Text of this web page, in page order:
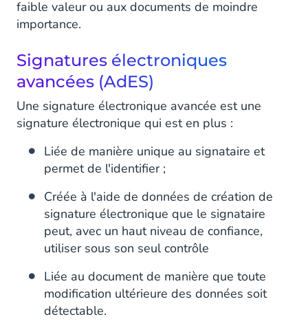
faible valeur ou aux documents de moindre
importance.
Signatures électroniques
avancées (AdES)
Une signature électronique avancée est une
signature électronique qui est en plus :
Liée de manière unique au signataire et
permet de l'identifier ;
Créée à l'aide de données de création de
signature électronique que le signataire
peut, avec un haut niveau de confiance,
utiliser sous son seul contrôle
Liée au document de manière que toute
modification ultérieure des données soit
détectable.